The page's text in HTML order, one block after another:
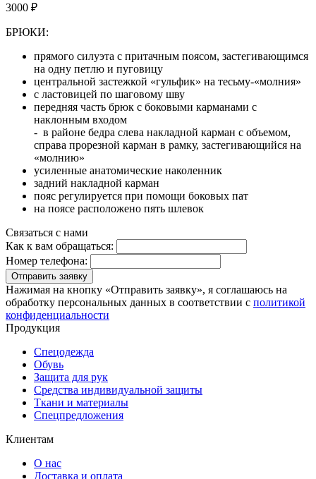
3000 ₽
БРЮКИ:
прямого силуэта с притачным поясом, застегивающимся
на одну петлю и пуговицу
центральной застежкой «гульфик» на тесьму-«молния»
с ластовицей по шаговому шву
передняя часть брюк с боковыми карманами с
наклонным входом
- в районе бедра слева накладной карман с объемом,
справа прорезной карман в рамку, застегивающийся на
«молнию»
усиленные анатомические наколенник
задний накладной карман
пояс регулируется при помощи боковых пат
на поясе расположено пять шлевок
Связаться с нами
Как к вам обращаться:
Номер телефона:
Отправить заявку
Нажимая на кнопку «Отправить заявку», я соглашаюсь на
обработку персональных данных в соответствии с политикой
конфиденциальности
Продукция
Спецодежда
Обувь
Защита для рук
Средства индивидуальной защиты
Ткани и материалы
Спецпредложения
Клиентам
О нас
Доставка и оплата